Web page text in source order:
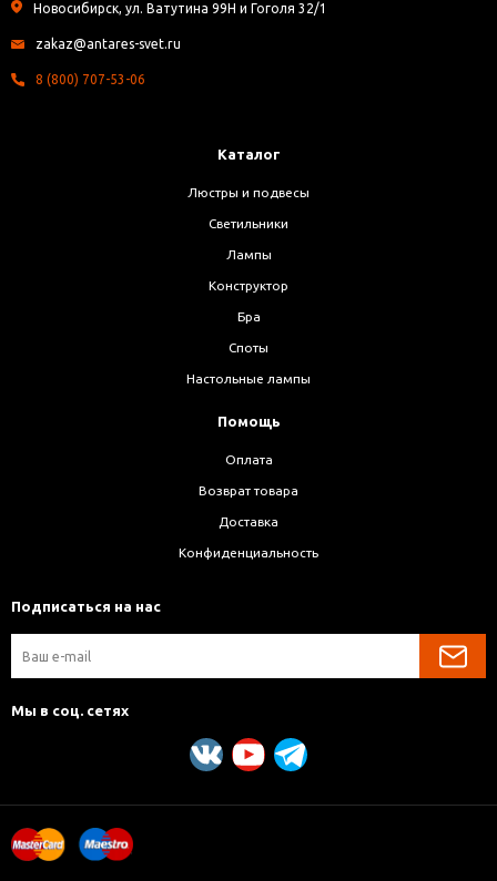
Новосибирск, ул. Ватутина 99Н и Гоголя 32/1
zakaz@antares-svet.ru
8 (800) 707-53-06
Каталог
Люстры и подвесы
Светильники
Лампы
Конструктор
Бра
Споты
Настольные лампы
Помощь
Оплата
Возврат товара
Доставка
Конфиденциальность
Подписаться на нас
Мы в соц. сетях